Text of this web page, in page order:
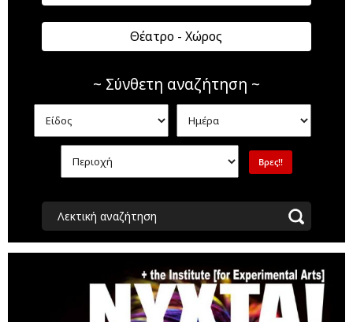
Θέατρο - Χώρος
~ Σύνθετη αναζήτηση ~
Λεκτική αναζήτηση